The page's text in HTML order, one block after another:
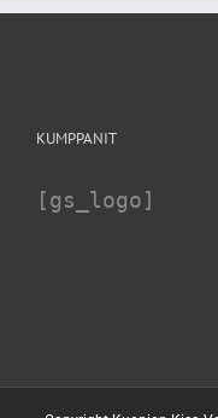
KUMPPANIT
[gs_logo]